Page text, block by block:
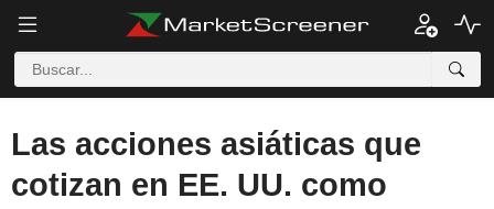
Las acciones asiáticas que
cotizan en EE. UU. como